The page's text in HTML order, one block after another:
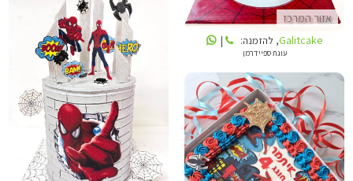
אזור המרכז
Galitcake, להזמנה: |
עוגת ספיידרמן
GALITCAKE
הלנה מתוקים